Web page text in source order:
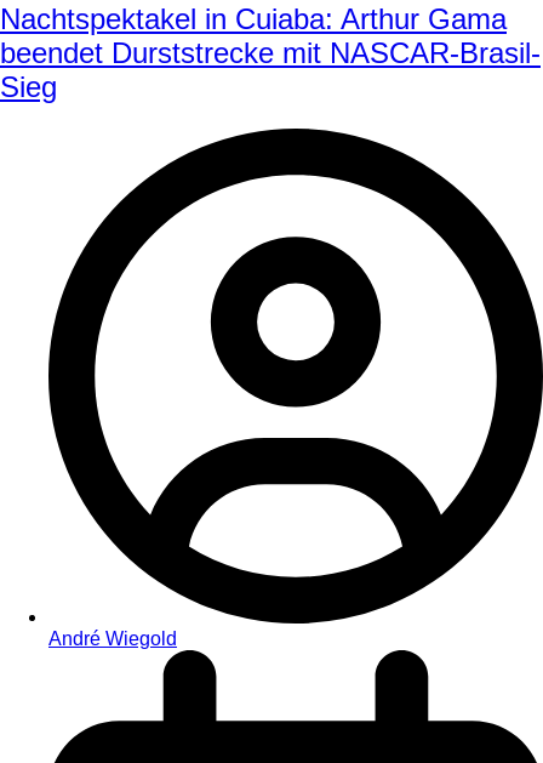
Nachtspektakel in Cuiaba: Arthur Gama
beendet Durststrecke mit NASCAR-Brasil-
Sieg
André Wiegold